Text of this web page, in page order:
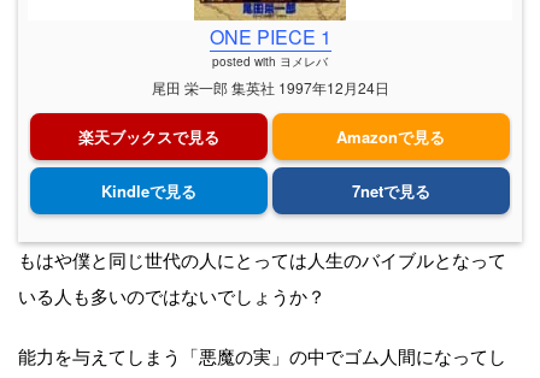
ONE PIECE 1
posted with ヨメレバ
尾田 栄一郎 集英社 1997年12月24日
楽天ブックスで見る Amazonで見る
Kindleで見る 7netで見る
もはや僕と同じ世代の人にとっては人生のバイブルとなって
いる人も多いのではないでしょうか？
能力を与えてしまう「悪魔の実」の中でゴム人間になってし